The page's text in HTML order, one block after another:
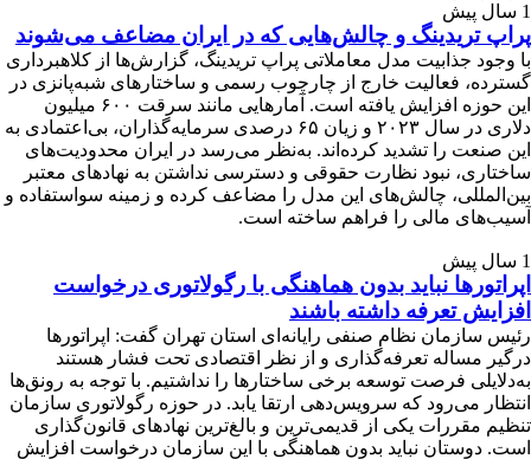
1 سال پیش
پراپ تریدینگ و چالش‌هایی که در ایران مضاعف می‌شوند
با وجود جذابیت مدل معاملاتی پراپ تریدینگ، گزارش‌ها از کلاهبرداری
گسترده، فعالیت خارج از چارچوب رسمی و ساختارهای شبه‌پانزی در
این حوزه افزایش یافته است. آمارهایی مانند سرقت ۶۰۰ میلیون
دلاری در سال ۲۰۲۳ و زیان ۶۵ درصدی سرمایه‌گذاران، بی‌اعتمادی به
این صنعت را تشدید کرده‌اند. به‌نظر می‌رسد در ایران محدودیت‌های
ساختاری، نبود نظارت حقوقی و دسترسی نداشتن به نهادهای معتبر
بین‌المللی، چالش‌های این مدل را مضاعف کرده و زمینه سواستفاده و
آسیب‌های مالی را فراهم ساخته است.
1 سال پیش
اپراتورها نباید بدون هماهنگی با رگولاتوری درخواست
افزایش تعرفه داشته باشند
رئیس سازمان نظام صنفی رایانه‌ای استان تهران گفت: اپراتورها
درگیر مساله تعرفه‌گذاری و از نظر اقتصادی تحت فشار هستند
به‌دلایلی فرصت توسعه برخی ساختارها را نداشتیم. با توجه به رونق‌ها
انتظار می‌رود که سرویس‌دهی ارتقا یابد. در حوزه رگولاتوری سازمان
تنظیم مقررات یکی از قدیمی‌ترین و بالغ‌ترین نهادهای قانون‌گذاری
است. دوستان نباید بدون هماهنگی با این سازمان درخواست افزایش